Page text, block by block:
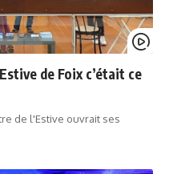
de Foix c’était ce
de l'Estive ouvrait ses